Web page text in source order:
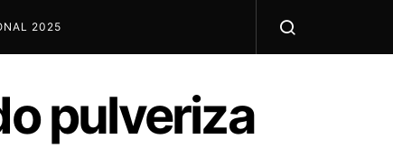
2025
pulveriza